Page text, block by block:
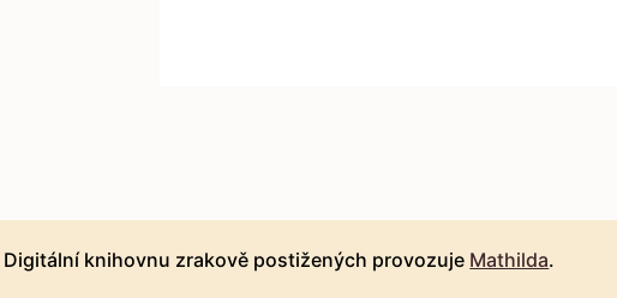
Digitální knihovnu zrakově postižených provozuje Mathilda.